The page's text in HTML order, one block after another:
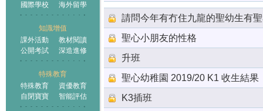
國際學校
海外留學
知識增值
課外活動
教材閱讀
公開考試
深造進修
特殊教育
特殊教育
資優教育
自閉寶寶
智能評估
請問今年有冇住九龍的聖幼生有
聖心小朋友的性格
升班
聖心幼稚園 2019/20 K1 收生結果
K3插班